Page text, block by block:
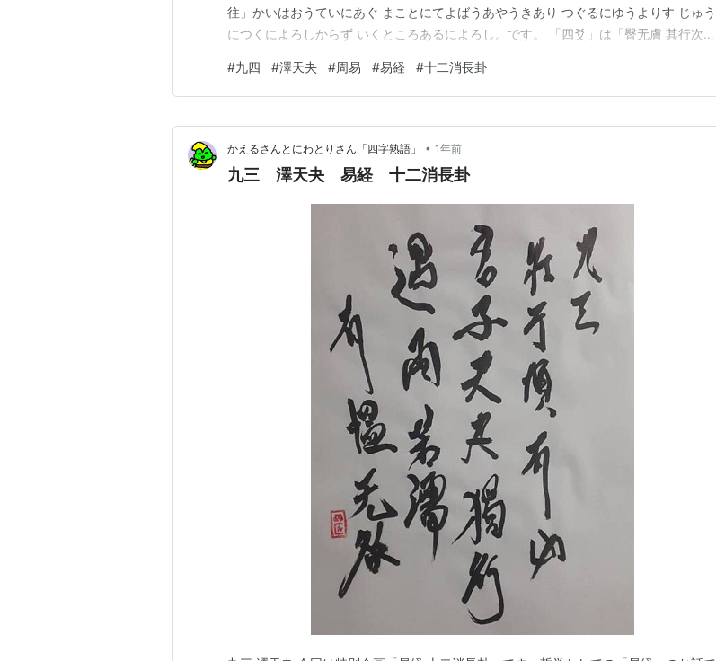
往」かいはおうていにあぐ まことにてよばうあやうきあり つぐるにゆうよりす じゅう
につくによろしからず いくところあるによろし。です。 「四爻」は「臀无膚 其行次且
くいほろぶ ことをきいてしんぜず。 どういう感じなの？ おしりに肉が無いから、落ち
着いて座ること…
#九四 #澤天夬 #周易 #易経 #十二消長卦
かえるさんとにわとりさん「四字熟語」 • 1年前
九三 澤天夬 易経 十二消長卦